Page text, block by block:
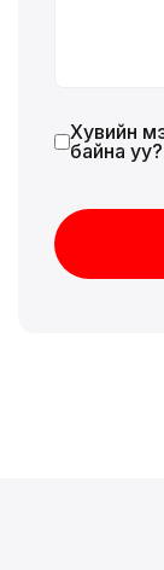
Хувийн
байна уу?